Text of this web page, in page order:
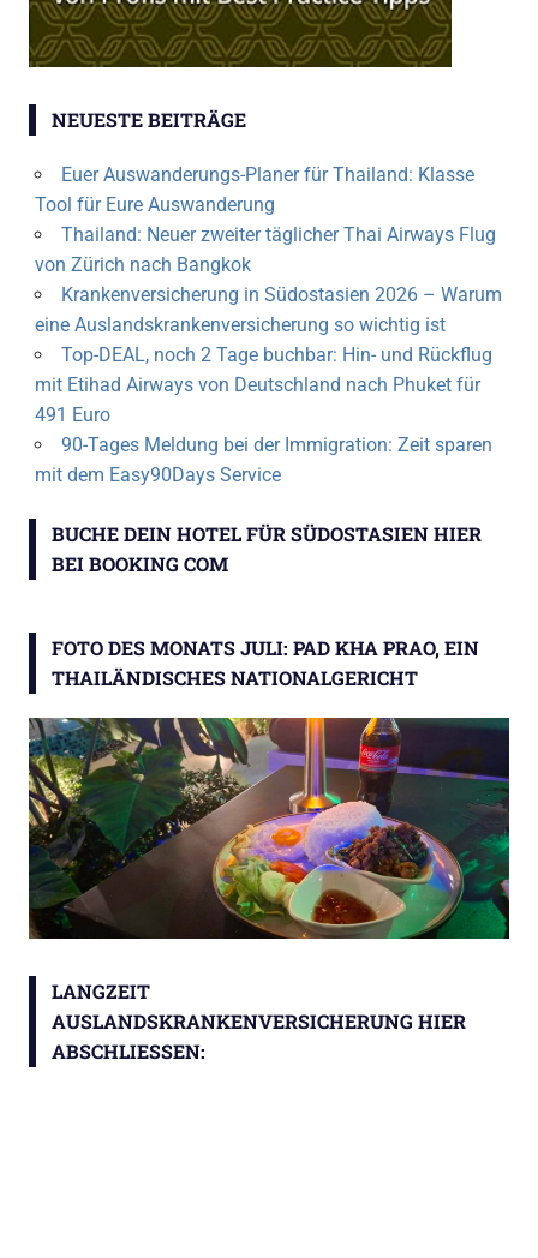
NEUESTE BEITRÄGE
Euer Auswanderungs-Planer für Thailand: Klasse
Tool für Eure Auswanderung
Thailand: Neuer zweiter täglicher Thai Airways Flug
von Zürich nach Bangkok
Krankenversicherung in Südostasien 2026 – Warum
eine Auslandskrankenversicherung so wichtig ist
Top-DEAL, noch 2 Tage buchbar: Hin- und Rückflug
mit Etihad Airways von Deutschland nach Phuket für
491 Euro
90-Tages Meldung bei der Immigration: Zeit sparen
mit dem Easy90Days Service
BUCHE DEIN HOTEL FÜR SÜDOSTASIEN HIER
BEI BOOKING COM
FOTO DES MONATS JULI: PAD KHA PRAO, EIN
THAILÄNDISCHES NATIONALGERICHT
LANGZEIT
AUSLANDSKRANKENVERSICHERUNG HIER
ABSCHLIESSEN: